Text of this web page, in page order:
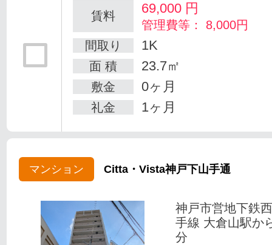
賃料 69,000 円
管理費等： 8,000円
間取り
1K
面 積 23.7㎡
敷金 0ヶ月
礼金 1ヶ月
マンション Citta・Vista神戸下山手通
神戸市営地下鉄
手線 大倉山駅か
分